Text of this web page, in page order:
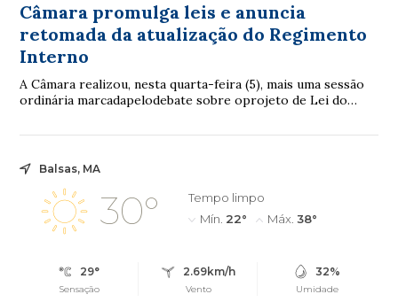
Câmara promulga leis e anuncia
retomada da atualização do Regimento
Interno
A Câmara realizou, nesta quarta-feira (5), mais uma sessão
ordinária marcadapelodebate sobre oprojeto de Lei do
Balsas, MA
30°
Tempo limpo
Mín. 22° Máx. 38°
29°
Sensação
2.69km/h
Vento
32%
Umidade